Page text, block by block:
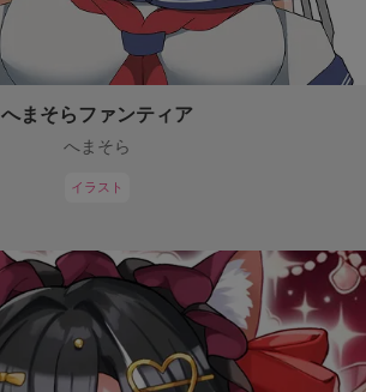
へまそらファンティア
へまそら
イラスト